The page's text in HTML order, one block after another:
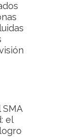
el